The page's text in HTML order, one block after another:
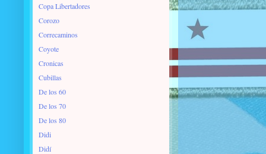
Copa Libertadores
Corozo
Correcaminos
Coyote
Cronicas
Cubillas
De los 60
De los 70
De los 80
Didi
Didí